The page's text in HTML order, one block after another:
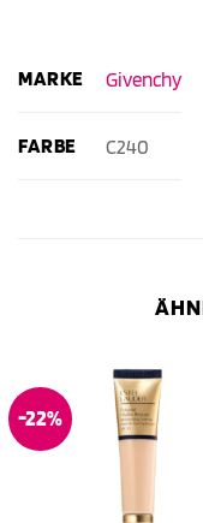
MARKE Givenchy
FARBE C240
-22%